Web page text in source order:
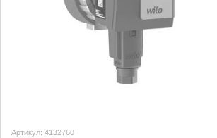
Артикул: 4132760